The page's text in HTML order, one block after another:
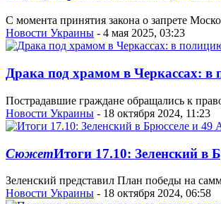
С момента принятия закона о запрете
Новости Украины - 4 мая 2025, 03:23
Драка под храмом в Черкассах: в
Пострадавшие граждане обращались к
Новости Украины - 18 октября 2024, 11:23
СюжетИтоги 17.10: Зеленский в
Зеленский представил План победы на
Новости Украины - 18 октября 2024, 06:58